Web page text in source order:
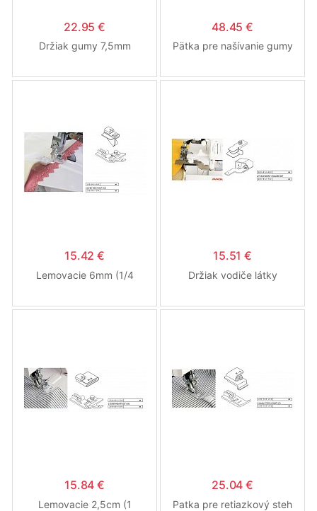
22.95 €
Držiak gumy 7,5mm
48.45 €
Pätka pre našívanie gumy
15.42 €
Lemovacie 6mm (1/4
15.51 €
Držiak vodiče látky
15.84 €
Lemovacie 2,5cm (1
25.04 €
Patka pre retiazkový steh